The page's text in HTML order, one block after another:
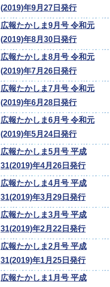
(2019)年9月27日発行
広報たかしま9月号 令和元
(2019)年8月30日発行
広報たかしま8月号 令和元
(2019)年7月26日発行
広報たかしま7月号 令和元
(2019)年6月28日発行
広報たかしま6月号 令和元
(2019)年5月24日発行
広報たかしま5月号 平成
31(2019)年4月26日発行
広報たかしま4月号 平成
31(2019)年3月29日発行
広報たかしま3月号 平成
31(2019)年2月22日発行
広報たかしま2月号 平成
31(2019)年1月25日発行
広報たかしま1月号 平成